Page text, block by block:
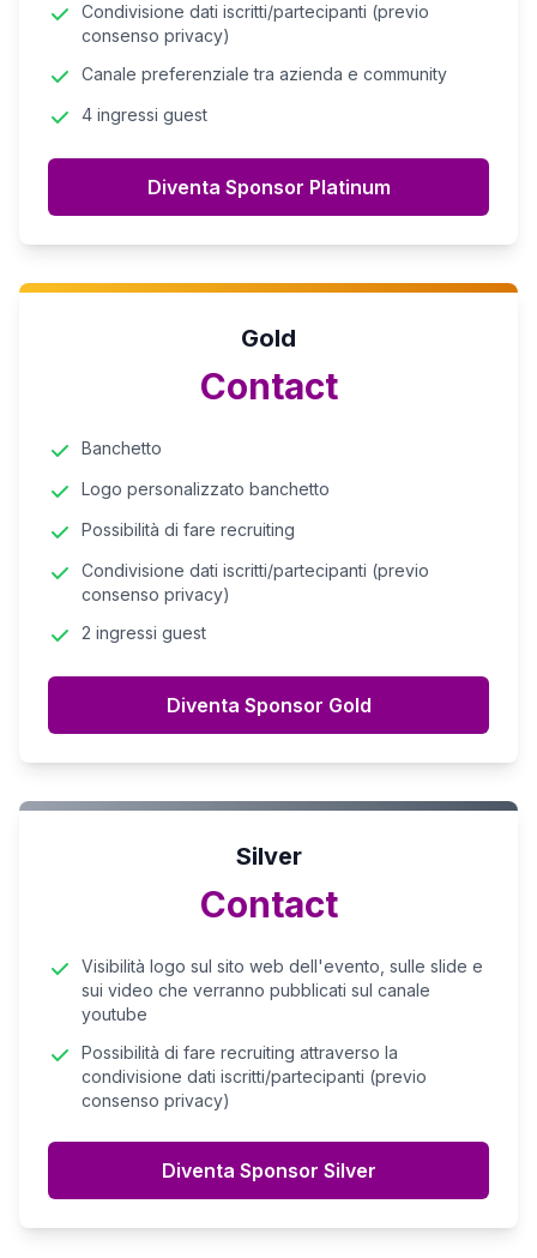
Condivisione dati iscritti/partecipanti (previo
consenso privacy)
Canale preferenziale tra azienda e community
4 ingressi guest
Diventa Sponsor Platinum
Gold
Contact
Banchetto
Logo personalizzato banchetto
Possibilità di fare recruiting
Condivisione dati iscritti/partecipanti (previo
consenso privacy)
2 ingressi guest
Diventa Sponsor Gold
Silver
Contact
Visibilità logo sul sito web dell'evento, sulle slide e
sui video che verranno pubblicati sul canale
youtube
Possibilità di fare recruiting attraverso la
condivisione dati iscritti/partecipanti (previo
consenso privacy)
Diventa Sponsor Silver